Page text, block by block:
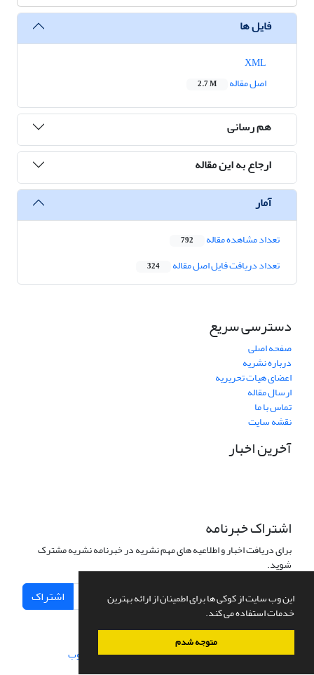
این وب سایت از کوکی ها برای اطمینان از ارائه بهترین
خدمات استفاده می کند.
متوجه شدم
فایل ها
اصل مقاله
2.7 M
هم رسانی
ارجاع به این مقاله
آمار
تعداد مشاهده مقاله 792
تعداد دریافت فایل اصل مقاله 324
دسترسی سریع
صفحه اصلی
درباره نشریه
اعضای هیات تحریریه
ارسال مقاله
تماس با ما
نقشه سایت
آخرین اخبار
اشتراک خبرنامه
برای دریافت اخبار و اطلاعیه های مهم نشریه در خبرنامه نشریه مشترک
شوید.
اشتراک
سامانه مدیریت نشریات علمی.طراحی و پیاده سازی از سیناوب